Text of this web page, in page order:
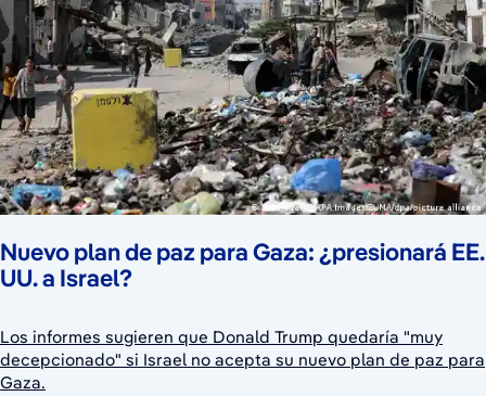
Nuevo plan de paz para Gaza: ¿presionará EE.
UU. a Israel?
Los informes sugieren que Donald Trump quedaría "muy
decepcionado" si Israel no acepta su nuevo plan de paz para
Gaza.